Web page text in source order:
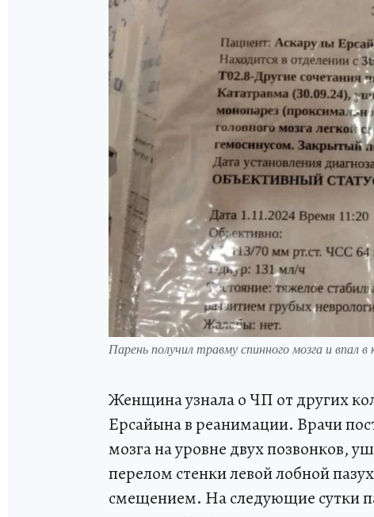
Парень получил травму спинного мозга и
Женщина узнала о ЧП от других
Ерсайына в реанимации. Врачи
мозга на уровне двух позвонков,
перелом стенки левой лобной
смещением. На следующие сутки